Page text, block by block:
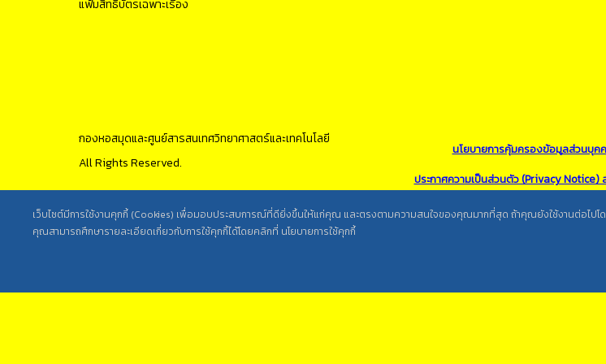
แฟ้มสิทธิบัตรเฉพาะเรื่อง
เว็บไซต์มีการใช้งานคุกกี้ (Cookies) เพื่อมอบประสบการณ์ที่ดียิ่งขึ้นให้แก่คุณ และตรงตามความสนใจของคุณมากที่สุด ถ้าคุณยังใช้งานต่อไปโ
คุณสามารถศึกษารายละเอียดเกี่ยวกับการใช้คุกกี้ได้โดยคลิกที่ นโยบายการใช้คุกกี้
กองหอสมุดและศูนย์สารสนเทศวิทยาศาสตร์และเทคโนโลยี
All Rights Reserved.
นโยบายการคุ้มครองข้อมูลส่วนบุค
ประกาศความเป็นส่วนตัว (Privacy Notice)
สารสนเทศ